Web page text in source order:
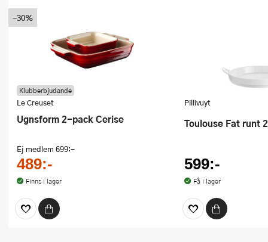
Klubberbjudande
Le Creuset
Ugnsform 2-pack Cerise
Ej medlem 699:-
489:-
Finns i lager
-30%
Pillivuyt
Toulouse Fat runt
599:-
Få i lager